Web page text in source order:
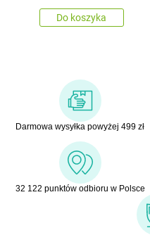
Do koszyka
Darmowa wysyłka powyżej 499 zł
32 122 punktów odbioru w Polsce